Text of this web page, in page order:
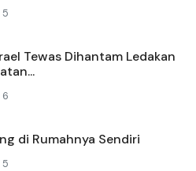
5
Tewas Dihantam Ledakan
6
di Rumahnya Sendiri
5